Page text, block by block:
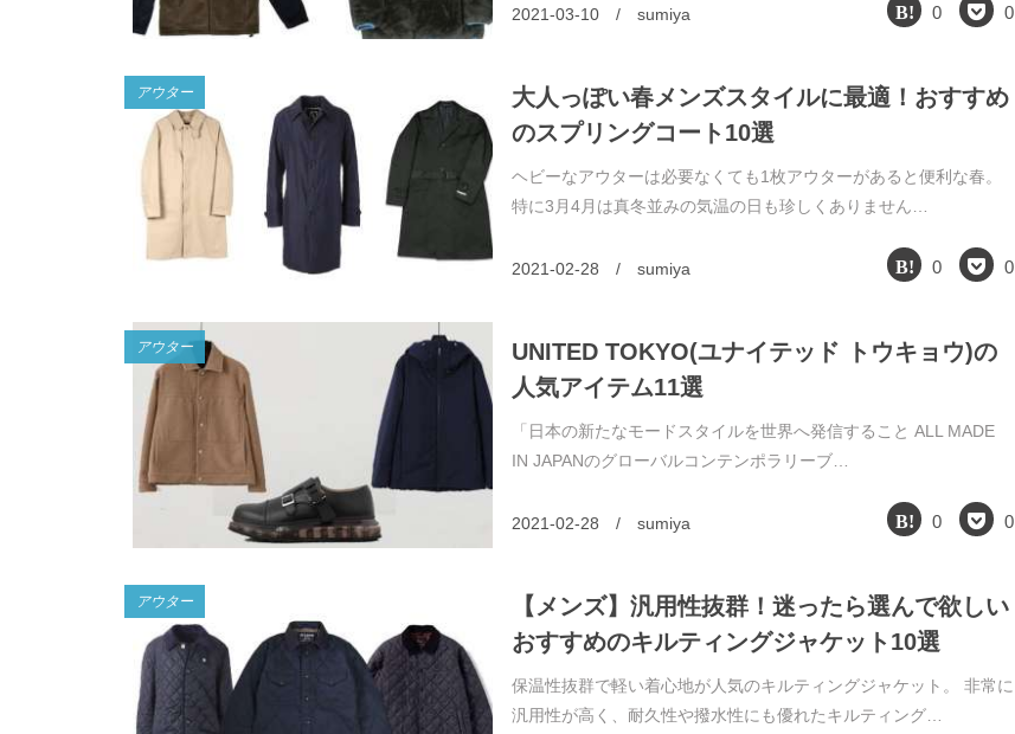
2021-03-10 / sumiya 0 0
アウター
大人っぽい春メンズスタイルに最適！おすすめ
のスプリングコート10選
ヘビーなアウターは必要なくても1枚アウターがあると便利な春。
特に3月4月は真冬並みの気温の日も珍しくありません…
2021-02-28 / sumiya 0 0
アウター
UNITED TOKYO(ユナイテッド トウキョウ)の
人気アイテム11選
「日本の新たなモードスタイルを世界へ発信すること ALL MADE
IN JAPANのグローバルコンテンポラリーブ…
2021-02-28 / sumiya 0 0
アウター
【メンズ】汎用性抜群！迷ったら選んで欲しい
おすすめのキルティングジャケット10選
保温性抜群で軽い着心地が人気のキルティングジャケット。 非常に
汎用性が高く、耐久性や撥水性にも優れたキルティング…